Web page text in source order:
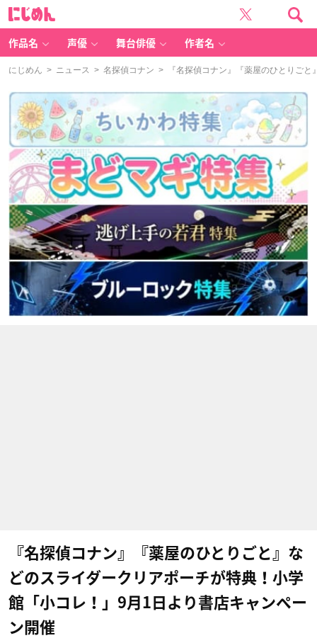
作品名 声優 舞台俳優 作者名
にじめん > ニュース > 名探偵コナン > 『名探偵コナン』『薬屋のひとりごと
『名探偵コナン』『薬屋のひとりごと』な
どのスライダークリアポーチが特典！小学
館「小コレ！」9月1日より書店キャンペー
ン開催